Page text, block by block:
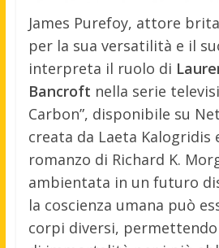
James Purefoy, attore brit
perla sua versatilità e il
interpreta il ruolo di
Bancroft nella serie
Carbon”, disponibile su
creata da Laeta Kalogridis
romanzo di Richard K.
ambientata in un futuro
la coscienza umana può
corpi diversi, perm